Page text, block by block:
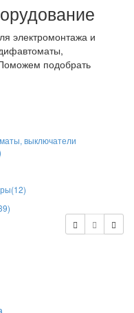
электромонтажа и
подобрать
выключатели
(12)